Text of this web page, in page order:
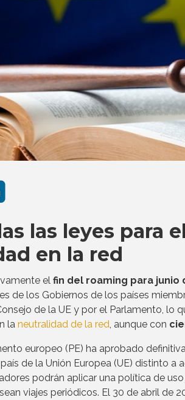
las leyes para
en la red
el fin del roaming para junio
de los Gobiernos de los países
de la UE y por el Parlamento, lo
la neutralidad de la red , aunque con
europeo (PE) ha aprobado
de la Unión Europea (UE) distinto
podrán aplicar una política de
viajes periódicos. El 30 de abril de